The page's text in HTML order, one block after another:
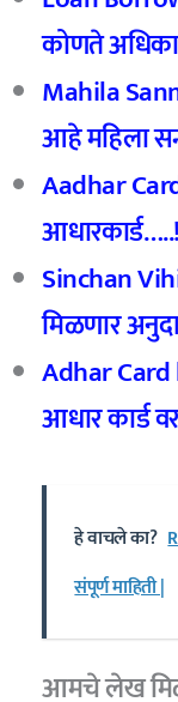
कोणते
Mahila
आहे महिला
Aadhar
आधारकार्ड…..!
Sinchan
मिळणार
Adhar
आधार कार्ड
हे वाचले का?
संपूर्ण माहिती |
आमचेलेख